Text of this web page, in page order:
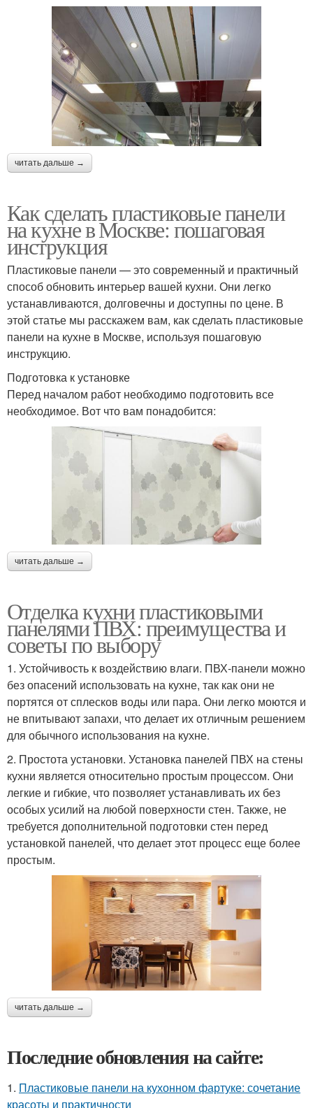
читать дальше →
Как сделать пластиковые панели
на кухне в Москве: пошаговая
инструкция
Пластиковые панели — это современный и практичный
способ обновить интерьер вашей кухни. Они легко
устанавливаются, долговечны и доступны по цене. В
этой статье мы расскажем вам, как сделать пластиковые
панели на кухне в Москве, используя пошаговую
инструкцию.
Подготовка к установке
Перед началом работ необходимо подготовить все
необходимое. Вот что вам понадобится:
читать дальше →
Отделка кухни пластиковыми
панелями ПВХ: преимущества и
советы по выбору
1. Устойчивость к воздействию влаги. ПВХ-панели можно
без опасений использовать на кухне, так как они не
портятся от сплесков воды или пара. Они легко моются и
не впитывают запахи, что делает их отличным решением
для обычного использования на кухне.
2. Простота установки. Установка панелей ПВХ на стены
кухни является относительно простым процессом. Они
легкие и гибкие, что позволяет устанавливать их без
особых усилий на любой поверхности стен. Также, не
требуется дополнительной подготовки стен перед
установкой панелей, что делает этот процесс еще более
простым.
читать дальше →
Последние обновления на сайте:
1. Пластиковые панели на кухонном фартуке: сочетание
красоты и практичности